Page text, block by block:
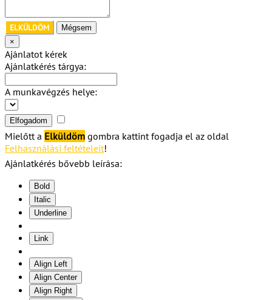
ELKÜLDÖM
Mégsem
×
Ajánlatot kérek
Ajánlatkérés tárgya:
A munkavégzés helye:
Elfogadom
Mielőtt a Elküldöm gombra kattint fogadja el az oldal
Felhasználási feltételeit!
Ajánlatkérés bővebb leírása:
Bold
Italic
Underline
Link
Align Left
Align Center
Align Right